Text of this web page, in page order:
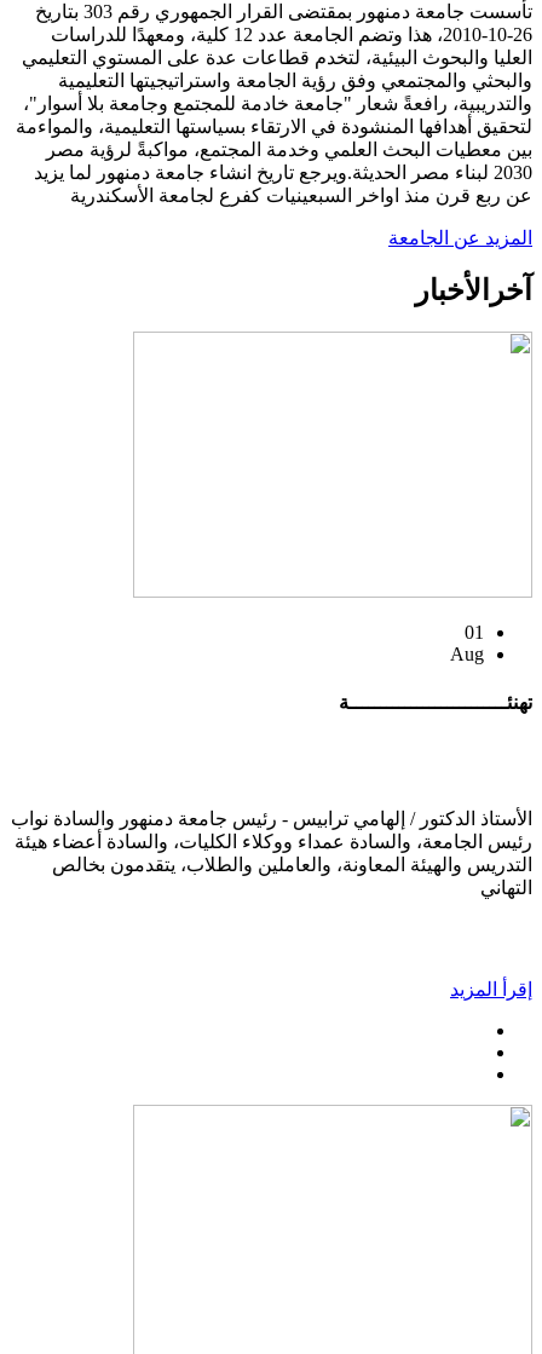
تأسست جامعة دمنهور بمقتضى القرار الجمهوري رقم 303 بتاريخ
26-10-2010، هذا وتضم الجامعة عدد 12 كلية، ومعهدًا للدراسات
العليا والبحوث البيئية، لتخدم قطاعات عدة على المستوي التعليمي
والبحثي والمجتمعي وفق رؤية الجامعة واستراتيجيتها التعليمية
والتدريبية، رافعةً شعار "جامعة خادمة للمجتمع وجامعة بلا أسوار"،
لتحقيق أهدافها المنشودة في الارتقاء بسياستها التعليمية، والمواءمة
بين معطيات البحث العلمي وخدمة المجتمع، مواكبةً لرؤية مصر
2030 لبناء مصر الحديثة.ويرجع تاريخ انشاء جامعة دمنهور لما يزيد
عن ربع قرن منذ اواخر السبعينيات كفرع لجامعة الأسكندرية
المزيد عن الجامعة
آخر الأخبار
01
Aug
تهنئــــــــــــــــــــــــــة
الأستاذ الدكتور / إلهامي ترابيس - رئيس جامعة دمنهور والسادة نواب
رئيس الجامعة، والسادة عمداء ووكلاء الكليات، والسادة أعضاء هيئة
التدريس والهيئة المعاونة، والعاملين والطلاب، يتقدمون بخالص
التهاني
إقرأ المزيد